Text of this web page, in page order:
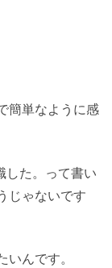
簡単なように感
した。って書い
じゃないです
んです。